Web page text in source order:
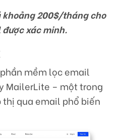
200$/tháng cho
xác minh.
mềm lọc email
MailerLite – một trong
qua email phổ biến